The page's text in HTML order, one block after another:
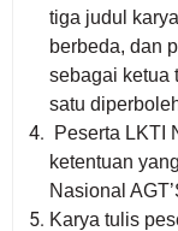
tiga judul
berbeda, dan
sebagai ketua
satu
Peserta LKTI
ketentuan
Nasional
Karya tulis